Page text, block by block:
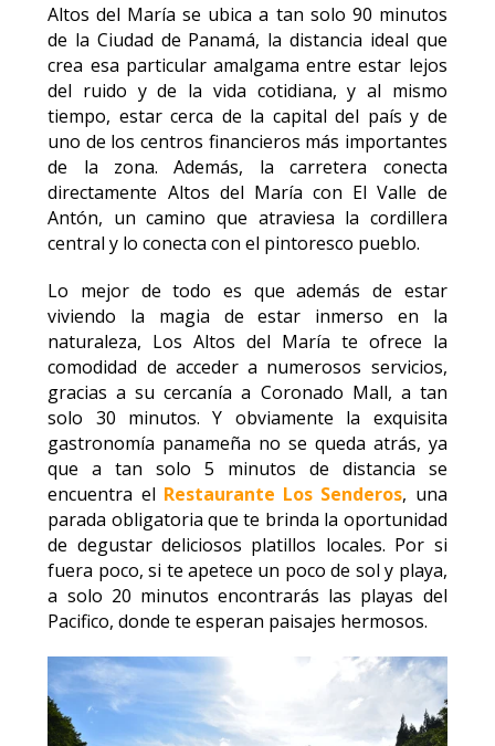
Altos del María se ubica a tan solo 90 minutos
de la Ciudad de Panamá, la distancia ideal que
crea esa particular amalgama entre estar lejos
del ruido y de la vida cotidiana, y al mismo
tiempo, estar cerca de la capital del país y de
uno de los centros financieros más importantes
de la zona. Además, la carretera conecta
directamente Altos del María con El Valle de
Antón, un camino que atraviesa la cordillera
central y lo conecta con el pintoresco pueblo.
Lo mejor de todo es que además de estar
viviendo la magia de estar inmerso en la
naturaleza, Los Altos del María te ofrece la
comodidad de acceder a numerosos servicios,
gracias a su cercanía a Coronado Mall, a tan
solo 30 minutos. Y obviamente la exquisita
gastronomía panameña no se queda atrás, ya
que a tan solo 5 minutos de distancia se
encuentra el Restaurante Los Senderos, una
parada obligatoria que te brinda la oportunidad
de degustar deliciosos platillos locales. Por si
fuera poco, si te apetece un poco de sol y playa,
a solo 20 minutos encontrarás las playas del
Pacifico, donde te esperan paisajes hermosos.